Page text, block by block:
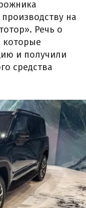
на
Речь о
которые
и получили
средства